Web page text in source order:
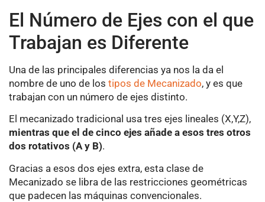
El Número de Ejes con el que
Trabajan es Diferente
Una de las principales diferencias ya nos la da el
nombre de uno de los tipos de Mecanizado, y es que
trabajan con un número de ejes distinto.
El mecanizado tradicional usa tres ejes lineales (X,Y,Z),
mientras que el de cinco ejes añade a esos tres otros
dos rotativos (A y B).
Gracias a esos dos ejes extra, esta clase de
Mecanizado se libra de las restricciones geométricas
que padecen las máquinas convencionales.